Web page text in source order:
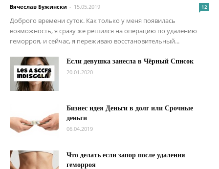
Вячеслав Бужински - 15.05.2019 12
Доброго времени суток. Как только у меня появилась
возможность, я сразу же решился на операцию по удалению
геморроя, и сейчас, я переживаю восстановительный...
Если девушка занесла в Чёрный Список
20.01.2020
Бизнес идея Деньги в долг или Срочные
деньги
06.04.2019
Что делать если запор после удаления
геморроя